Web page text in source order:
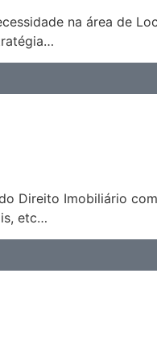
na área de
Direito Imobiliário
etc…